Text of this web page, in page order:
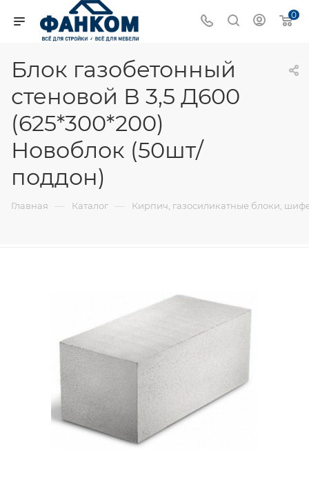
0
Блок газобетонный
стеновой В 3,5 Д600
(625*300*200)
Новоблок (50шт/
поддон)
Главная — Каталог — Кирпич, газосиликатные блоки,